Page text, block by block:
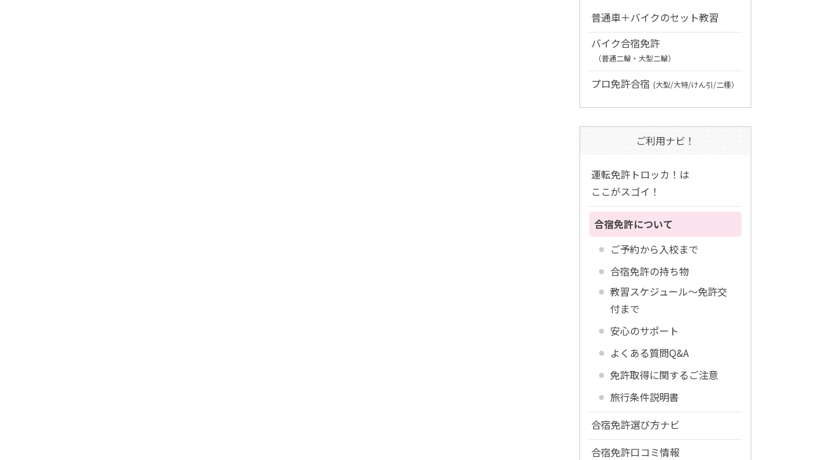
普通車＋バイクのセット教習
バイク合宿免許
（普通二輪・大型二輪）
プロ免許合宿 (大型/大特/けん引/二種）
ご利用ナビ！
運転免許トロッカ！は
ここがスゴイ！
合宿免許について
ご予約から入校まで
合宿免許の持ち物
教習スケジュール～免許交
付まで
安心のサポート
よくある質問Q&A
免許取得に関するご注意
旅行条件説明書
合宿免許選び方ナビ
合宿免許口コミ情報